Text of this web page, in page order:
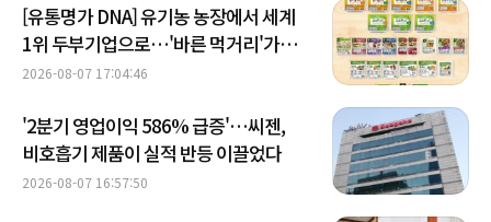
[유통명가 DNA] 유기농 농장에서 세계
1위 두부기업으로…'바른 먹거리'가
키운 풀무원
2026-08-07 17:04:46
'2분기 영업이익 586% 급증'…씨젠,
비호흡기 제품이 실적 반등 이끌었다
2026-08-07 16:57:50